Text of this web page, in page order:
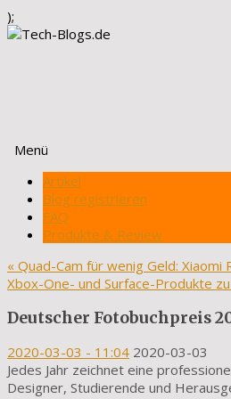
);
Menü
Zum
Inhalt
springen
Artikel
Blog registrieren
FAQ
Produkte & Review
« Quad-Cam für wenig Geld:
Xbox-One- und Surface-Produkte
Deutscher Fotobuchpreis
2020-03-03 - 11:04 2020-03-03
Jedes Jahr zeichnet eine
Designer, Studierende und